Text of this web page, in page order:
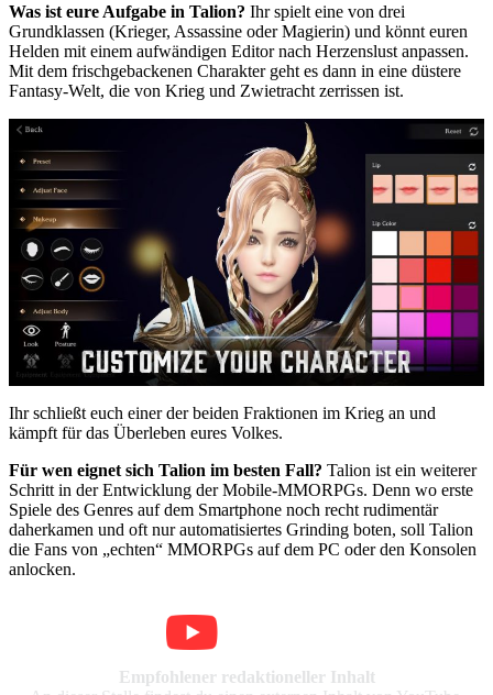
Was ist eure Aufgabe in Talion? Ihr spielt eine von drei
Grundklassen (Krieger, Assassine oder Magierin) und könnt euren
Helden mit einem aufwändigen Editor nach Herzenslust anpassen.
Mit dem frischgebackenen Charakter geht es dann in eine düstere
Fantasy-Welt, die von Krieg und Zwietracht zerrissen ist.
Ihr schließt euch einer der beiden Fraktionen im Krieg an und
kämpft für das Überleben eures Volkes.
Für wen eignet sich Talion im besten Fall? Talion ist ein weiterer
Schritt in der Entwicklung der Mobile-MMORPGs. Denn wo erste
Spiele des Genres auf dem Smartphone noch recht rudimentär
daherkamen und oft nur automatisiertes Grinding boten, soll Talion
die Fans von „echten“ MMORPGs auf dem PC oder den Konsolen
anlocken.
Empfohlener redaktioneller Inhalt